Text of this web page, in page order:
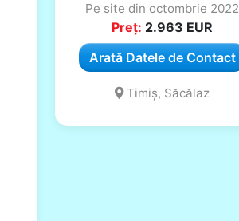
Pe site din octombrie 2022
Preț: 2.963 EUR
Arată Datele de Contact
Timiș, Săcălaz